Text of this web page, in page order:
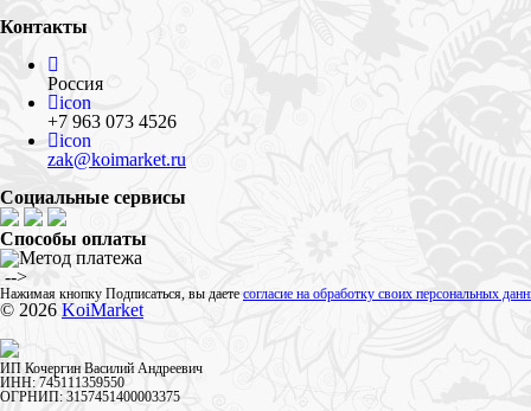
Контакты
Россия
icon
+7 963 073 4526
icon
zak@koimarket.ru
Социальные сервисы
Способы оплаты
​ -->
Нажимая кнопку Подписаться, вы даете согласие на обработку своих персональных
© 2026 KoiMarket
ИП Кочергин Василий Андреевич
ИНН: 745111359550
ОГРНИП: 3157451400003375